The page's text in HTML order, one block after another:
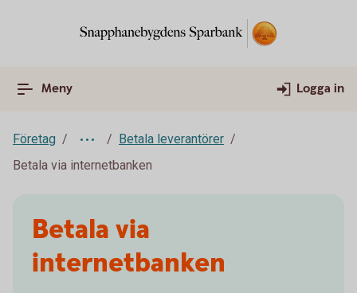
Meny Logga in
Företag
Betala leverantörer
Betala via internetbanken
Betala via
internetbanken